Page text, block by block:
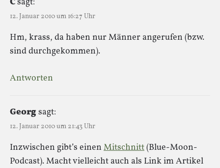
12. Januar 2010 um 16:27 Uhr
Hm, krass, da haben nur Männer angerufen (bzw.
sind durchgekommen).
Antworten
Georgsagt:
12. Januar 2010 um 21:43 Uhr
Inzwischen gibt’s einen Mitschnitt(Blue-Moon-
Podcast). Macht vielleicht auch als Link im Artikel